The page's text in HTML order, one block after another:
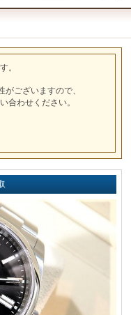
。
がございますので、
合わせください。